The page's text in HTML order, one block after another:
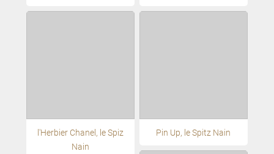
l'Herbier Chanel, le Spiz
Nain
Pin Up, le Spitz Nain